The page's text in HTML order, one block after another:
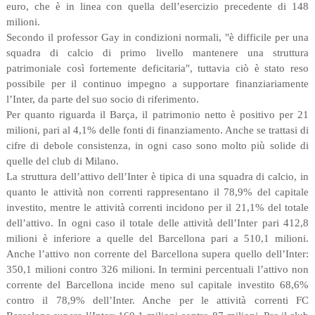
euro, che è in linea con quella dell’esercizio precedente di 148
milioni.
Secondo il professor Gay in condizioni normali, "è difficile per una
squadra di calcio di primo livello mantenere una struttura
patrimoniale così fortemente deficitaria", tuttavia ciò è stato reso
possibile per il continuo impegno a supportare finanziariamente
l’Inter, da parte del suo socio di riferimento.
Per quanto riguarda il Barça, il patrimonio netto è positivo per 21
milioni, pari al 4,1% delle fonti di finanziamento. Anche se trattasi di
cifre di debole consistenza, in ogni caso sono molto più solide di
quelle del club di Milano.
La struttura dell’attivo dell’Inter è tipica di una squadra di calcio, in
quanto le attività non correnti rappresentano il 78,9% del capitale
investito, mentre le attività correnti incidono per il 21,1% del totale
dell’attivo. In ogni caso il totale delle attività dell’Inter pari 412,8
milioni è inferiore a quelle del Barcellona pari a 510,1 milioni.
Anche l’attivo non corrente del Barcellona supera quello dell’Inter:
350,1 milioni contro 326 milioni. In termini percentuali l’attivo non
corrente del Barcellona incide meno sul capitale investito 68,6%
contro il 78,9% dell’Inter. Anche per le attività correnti FC